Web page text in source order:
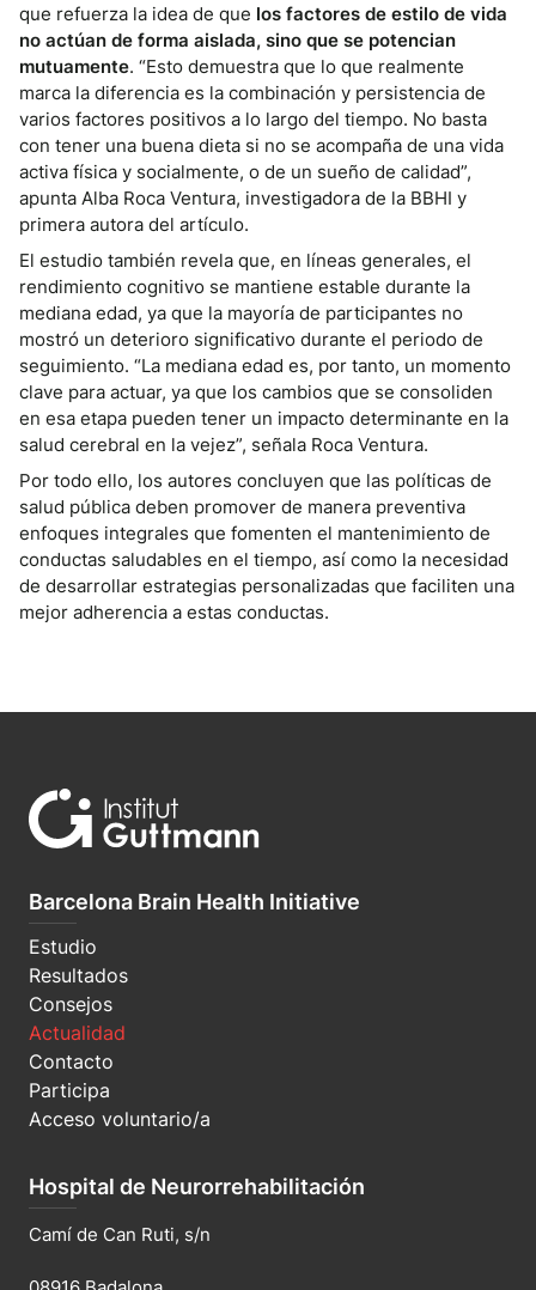
que refuerza la idea de que los factores de estilo de vida
no actúan de forma aislada, sino que se potencian
mutuamente. “Esto demuestra que lo que realmente
marca la diferencia es la combinación y persistencia de
varios factores positivos a lo largo del tiempo. No basta
con tener una buena dieta si no se acompaña de una vida
activa física y socialmente, o de un sueño de calidad”,
apunta Alba Roca Ventura, investigadora de la BBHI y
primera autora del artículo.
El estudio también revela que, en líneas generales, el
rendimiento cognitivo se mantiene estable durante la
mediana edad, ya que la mayoría de participantes no
mostró un deterioro significativo durante el periodo de
seguimiento. “La mediana edad es, por tanto, un momento
clave para actuar, ya que los cambios que se consoliden
en esa etapa pueden tener un impacto determinante en la
salud cerebral en la vejez”, señala Roca Ventura.
Por todo ello, los autores concluyen que las políticas de
salud pública deben promover de manera preventiva
enfoques integrales que fomenten el mantenimiento de
conductas saludables en el tiempo, así como la necesidad
de desarrollar estrategias personalizadas que faciliten una
mejor adherencia a estas conductas.
Barcelona Brain Health Initiative
Estudio
Resultados
Consejos
Actualidad
Contacto
Participa
Acceso voluntario/a
Hospital de Neurorrehabilitación
Camí de Can Ruti, s/n